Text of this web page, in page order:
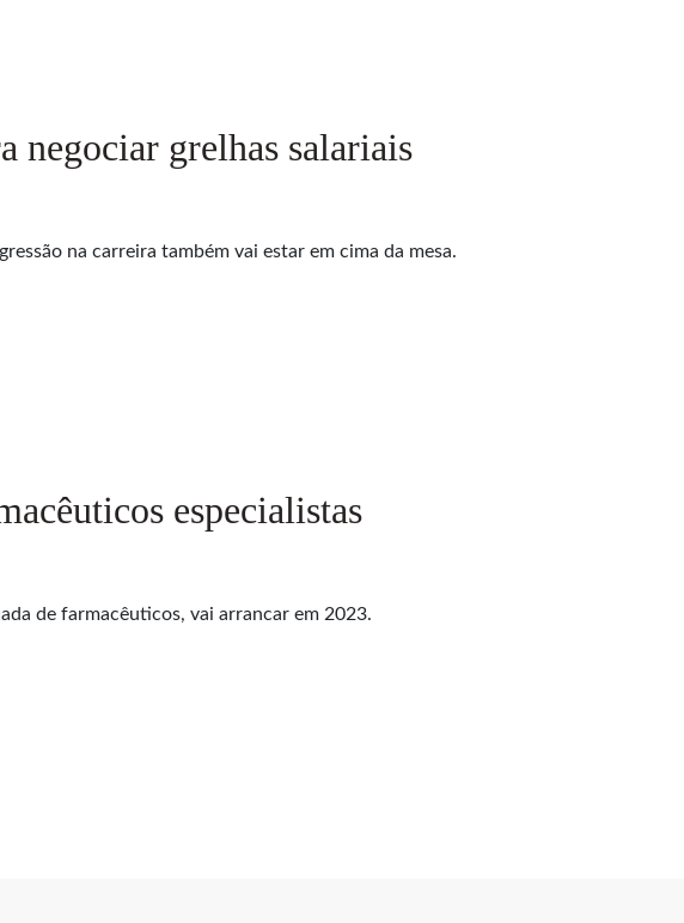
negociar grelhas salariais
na carreira também vai estar em cima da mesa.
especialistas
de farmacêuticos, vai arrancar em 2023.